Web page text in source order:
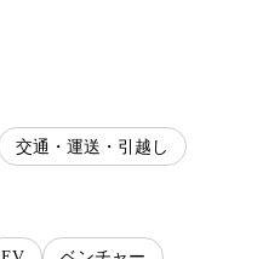
交通・運送・引越し